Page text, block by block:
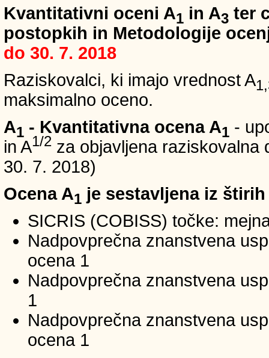
Kvantitativni oceni A1 in A3 ter
postopkih in Metodologije
do 30. 7. 2018
Raziskovalci, ki imajo vrednost A
maksimalno oceno.
A1 - Kvantitativna ocena A1 -
in A1/2 za objavljena raziskovalna
30. 7. 2018)
Ocena A1 je sestavljena iz
SICRIS (COBISS) točke:
Nadpovprečna znanstvena
ocena 1
Nadpovprečna znanstvena
1
Nadpovprečna znanstvena
ocena 1